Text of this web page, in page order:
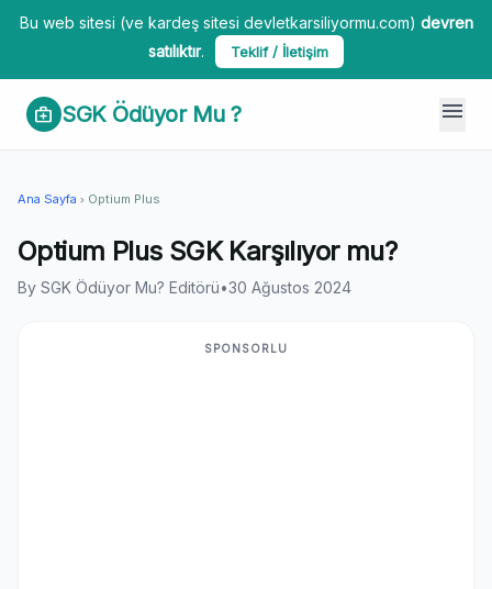
Bu web sitesi (ve kardeş sitesi devletkarsiliyormu.com) devren
satılıktır. Teklif / İletişim
medical_services SGK Ödüyor Mu ? menu
Ana Sayfa chevron_right Optium Plus
Optium Plus SGK Karşılıyor mu?
By SGK Ödüyor Mu? Editörü•30 Ağustos 2024
SPONSORLU